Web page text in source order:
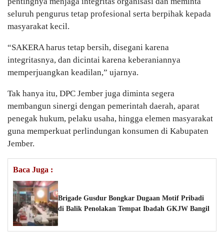
seluruh pengurus tetap profesional serta berpihak kepada
masyarakat kecil.
“SAKERA harus tetap bersih, disegani karena
integritasnya, dan dicintai karena keberaniannya
memperjuangkan keadilan,” ujarnya.
Tak hanya itu, DPC Jember juga diminta segera
membangun sinergi dengan pemerintah daerah, aparat
penegak hukum, pelaku usaha, hingga elemen masyarakat
guna memperkuat perlindungan konsumen di Kabupaten
Jember.
Baca Juga :
Brigade Gusdur Bongkar Dugaan Motif Pribadi
di Balik Penolakan Tempat Ibadah GKJW Bangil